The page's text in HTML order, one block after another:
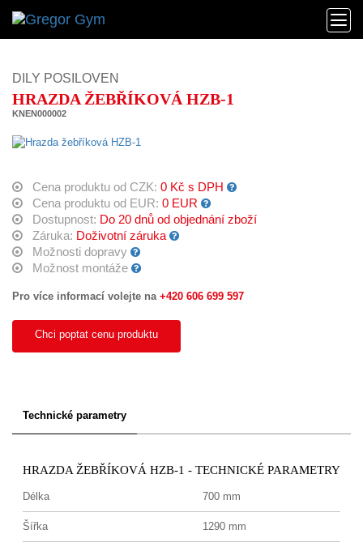
DILY POSILOVEN
HRAZDA ŽEBŘÍKOVÁ HZB-1
KNEN000002
Cena produktu od CZK: 0 Kč s DPH
Cena produktu od EUR: 0 EUR
Dostupnost: Do 20 dnů od objednání zboží
Záruka: Doživotní záruka
Možnosti dopravy
Možnost montáže
Pro více informací volejte na +420 606 699 597
Chci poptat cenu produktu
Technické parametry
HRAZDA ŽEBŘÍKOVÁ HZB-1 - TECHNICKÉ PARAMETRY
Délka 700 mm
Šířka 1290 mm